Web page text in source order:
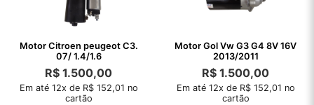
Motor Citroen peugeot C3.
07/ 1.4/1.6
R$ 1.500,00
Em até 12x de R$ 152,01 no
cartão
Motor Gol Vw G3 G4 8V 16V
2013/2011
R$ 1.500,00
Em até 12x de R$ 152,01 no
cartão